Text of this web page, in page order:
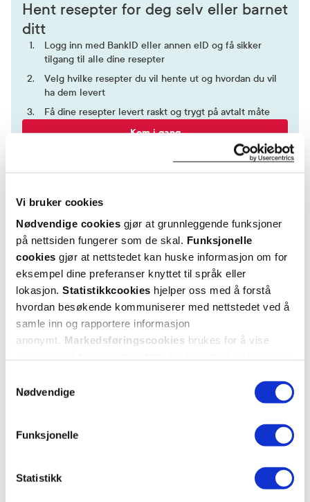
Vi bruker cookies
Nødvendige cookies gjør at grunnleggende funksjoner
på nettsiden fungerer som de skal. Funksjonelle
cookies gjør at nettstedet kan huske informasjon om for
eksempel dine preferanser knyttet til språk eller
lokasjon. Statistikkcookies hjelper oss med å forstå
hvordan besøkende kommuniserer med nettstedet ved å
samle inn og rapportere informasjon
anonymt. Markedsføringscookies brukes for å vise
Nødvendige
Funksjonelle
Statistikk
Hent resepter for deg selv eller barnet
ditt
Logg inn med BankID eller annen eID og få sikker
tilgang til alle dine resepter
Velg hvilke resepter du vil hente ut og hvordan du vil
ha dem levert
Få dine resepter levert raskt og trygt på avtalt måte
Kom i gang